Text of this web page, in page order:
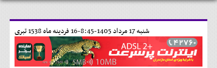
16 فردينه ماه 1538 تبری شنبه 17 مرداد 1405-8:45-